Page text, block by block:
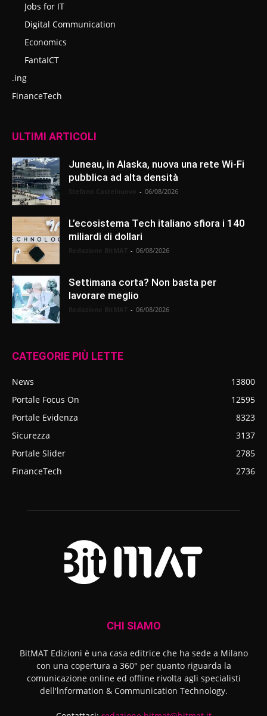
Jobs for IT
Digital Communication
Economics
FantaICT
.ing
FinanceTech
ULTIMI ARTICOLI
Juneau, in Alaska, nuova una rete Wi-Fi
pubblica ad alta densità
- 06/08/2026
L’ecosistema Tech italiano sfiora i 140
miliardi di dollari
- 06/08/2026
Settimana corta? Non basta per
lavorare meglio
- 06/08/2026
CATEGORIE PIÙ LETTE
News
13800
Portale Focus On
12595
Portale Evidenza
8323
Sicurezza
3137
Portale Slider
2785
FinanceTech
2736
CHI SIAMO
BitMAT Edizioni è una casa editrice che ha sede a Milano
con una copertura a 360° per quanto riguarda la
comunicazione online ed offline rivolta agli specialisti
dell'lnformation & Communication Technology.